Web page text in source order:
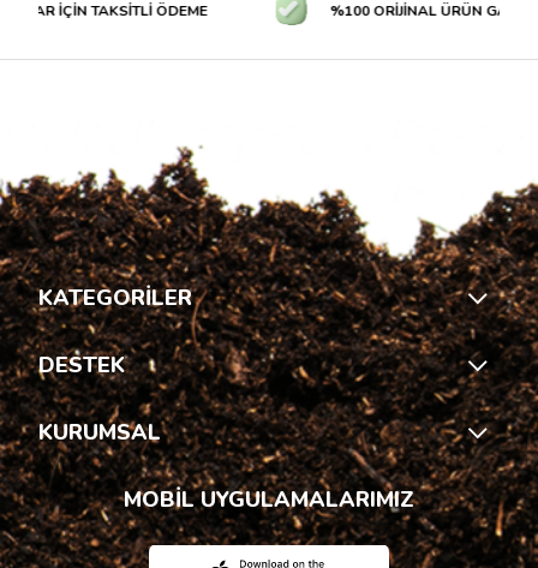
İÇİN TAKSİTLİ ÖDEME %100 ORİJİNAL ÜRÜN
KATEGORİLER
DESTEK
KURUMSAL
MOBİL UYGULAMALARIMIZ